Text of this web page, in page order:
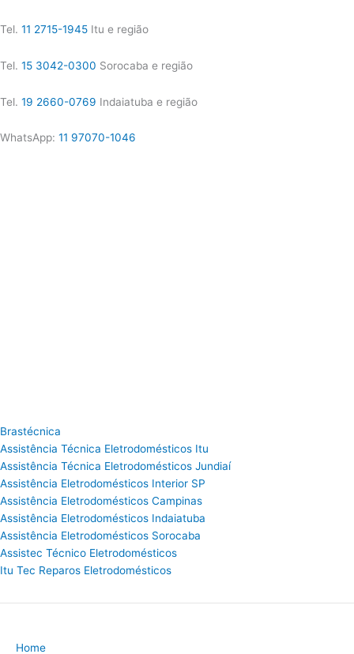
Tel. 11 2715-1945 Itu e região
Tel. 15 3042-0300 Sorocaba e região
Tel. 19 2660-0769 Indaiatuba e região
WhatsApp: 11 97070-1046
Brastécnica
Assistência Técnica Eletrodomésticos Itu
Assistência Técnica Eletrodomésticos Jundiaí
Assistência Eletrodomésticos Interior SP
Assistência Eletrodomésticos Campinas
Assistência Eletrodomésticos Indaiatuba
Assistência Eletrodomésticos Sorocaba
Assistec Técnico Eletrodomésticos
Itu Tec Reparos Eletrodomésticos
Home